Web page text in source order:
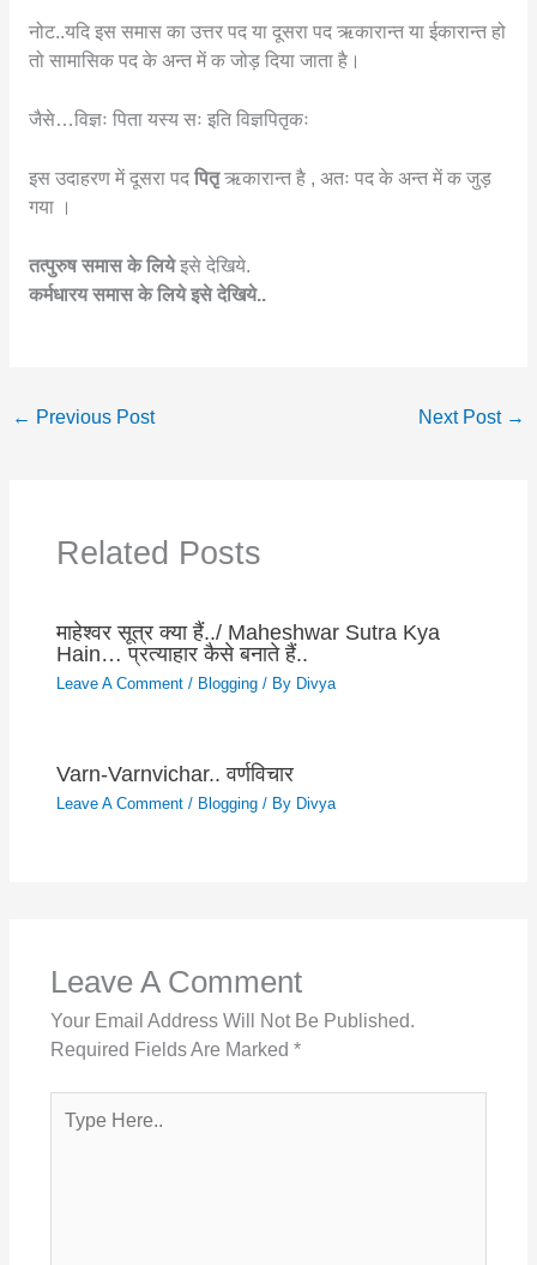
नोट..यदि इस समास का उत्तर पद या दूसरा पद ऋकारान्त या ईकारान्त हो
तो सामासिक पद के अन्त में क जोड़ दिया जाता है।
जैसे…विज्ञः पिता यस्य सः इति विज्ञपितृकः
इस उदाहरण में दूसरा पद पितृऋकारान्त है , अतः पद के अन्त में क जुड़
गया ।
तत्पुरुष समास के लियेइसे देखिये.
कर्मधारय समास के लिये इसे देखिये..
← Previous Post Next Post →
Related Posts
माहेश्वर सूत्र क्या हैं../ Maheshwar Sutra Kya
Hain… प्रत्याहार कैसे बनाते हैं..
Leave A Comment / Blogging / By Divya
Varn-Varnvichar.. वर्णविचार
Leave A Comment / Blogging / By Divya
Leave A Comment
Your Email Address Will Not Be Published.
Required Fields Are Marked *
Here..